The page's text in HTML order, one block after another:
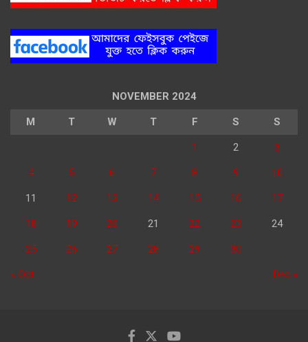
NOVEMBER 2024
M T W T F S S
1 2 3
4 5 6 7 8 9 10
11 12 13 14 15 16 17
18 19 20 21 22 23 24
25 26 27 28 29 30
« Oct Dec »